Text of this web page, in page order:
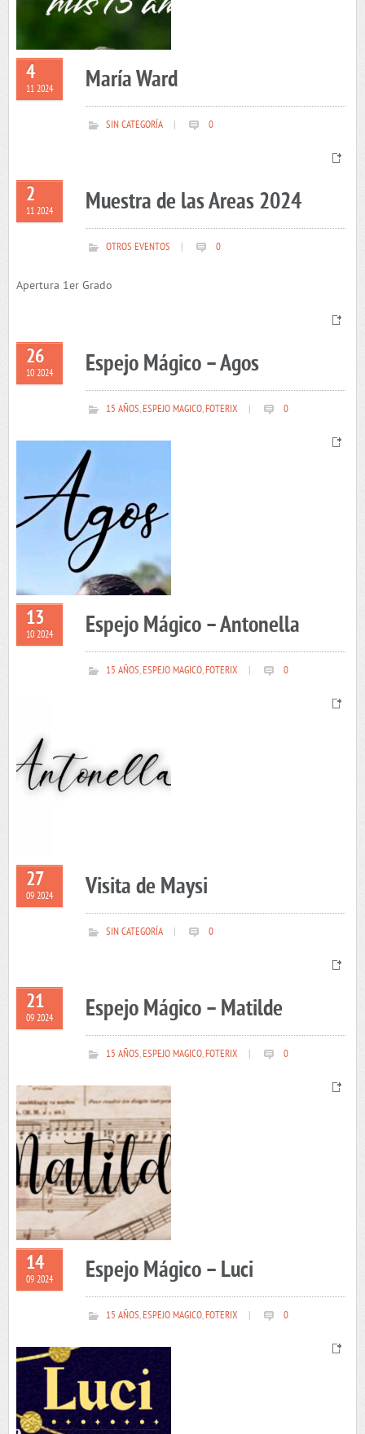
4
11 2024 María Ward
SIN CATEGORÍA 0
2
11 2024 Muestra de las Areas 2024
OTROS EVENTOS 0
Apertura 1er Grado
26
10 2024 Espejo Mágico – Agos
15 AÑOS,ESPEJO MAGICO,FOTERIX 0
13
10 2024 Espejo Mágico – Antonella
15 AÑOS,ESPEJO MAGICO,FOTERIX 0
27
09 2024 Visita de Maysi
SIN CATEGORÍA 0
21
09 2024 Espejo Mágico – Matilde
15 AÑOS,ESPEJO MAGICO,FOTERIX 0
14
09 2024 Espejo Mágico – Luci
15 AÑOS,ESPEJO MAGICO,FOTERIX 0